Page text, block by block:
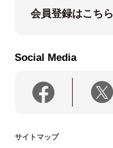
会員登録はこちら
Social Media
サイトマップ